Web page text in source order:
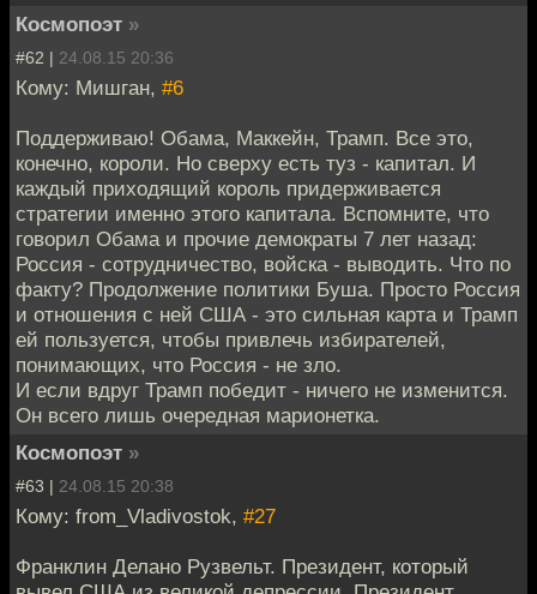
Космопоэт »
#62 | 24.08.15 20:36
Кому: Мишган, #6
Поддерживаю! Обама, Маккейн, Трамп. Все это,
конечно, короли. Но сверху есть туз - капитал. И
каждый приходящий король придерживается
стратегии именно этого капитала. Вспомните, что
говорил Обама и прочие демократы 7 лет назад:
Россия - сотрудничество, войска - выводить. Что по
факту? Продолжение политики Буша. Просто Россия
и отношения с ней США - это сильная карта и Трамп
ей пользуется, чтобы привлечь избирателей,
понимающих, что Россия - не зло.
И если вдруг Трамп победит - ничего не изменится.
Он всего лишь очередная марионетка.
Космопоэт »
#63 | 24.08.15 20:38
Кому: from_Vladivostok, #27
Франклин Делано Рузвельт. Президент, который